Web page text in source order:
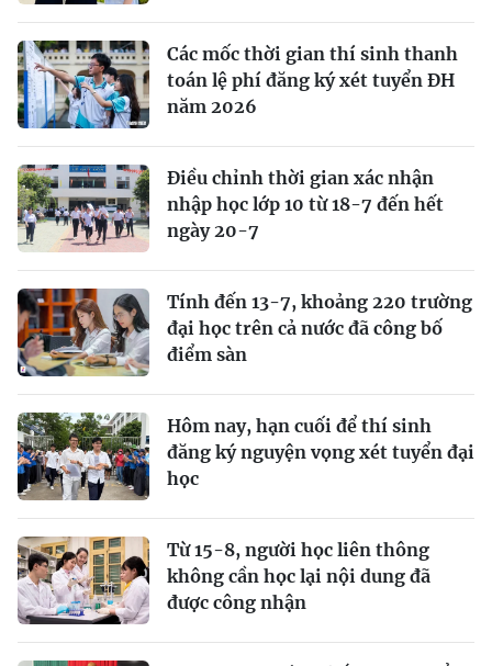
Các mốc thời gian thí sinh thanh
toán lệ phí đăng ký xét tuyển ĐH
năm 2026
Điều chỉnh thời gian xác nhận
nhập học lớp 10 từ 18-7 đến hết
ngày 20-7
Tính đến 13-7, khoảng 220 trường
đại học trên cả nước đã công bố
điểm sàn
Hôm nay, hạn cuối để thí sinh
đăng ký nguyện vọng xét tuyển đại
học
Từ 15-8, người học liên thông
không cần học lại nội dung đã
được công nhận